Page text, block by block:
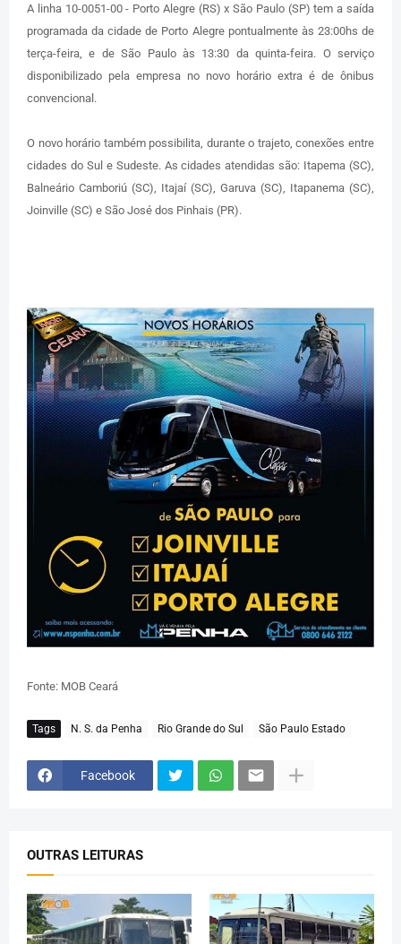
A linha 10-0051-00 - Porto Alegre (RS) x São Paulo (SP) tem a saída
programada da cidade de Porto Alegre pontualmente às 23:00hs de
terça-feira, e de São Paulo às 13:30 da quinta-feira. O serviço
disponibilizado pela empresa no novo horário extra é de ônibus
convencional.
O novo horário também possibilita, durante o trajeto, conexões entre
cidades do Sul e Sudeste. As cidades atendidas são: Itapema (SC),
Balneário Camboriú (SC), Itajaí (SC), Garuva (SC), Itapanema (SC),
Joinville (SC) e São José dos Pinhais (PR).
Fonte: MOB Ceará
Tags N. S. da Penha Rio Grande do Sul São Paulo Estado
Facebook
OUTRAS LEITURAS